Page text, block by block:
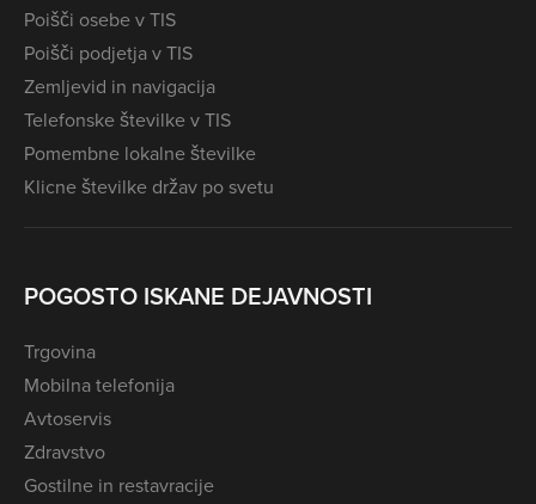
Poišči osebe v TIS
Poišči podjetja v TIS
Zemljevid in navigacija
Telefonske številke v TIS
Pomembne lokalne številke
Klicne številke držav po svetu
POGOSTO ISKANE DEJAVNOSTI
Trgovina
Mobilna telefonija
Avtoservis
Zdravstvo
Gostilne in restavracije